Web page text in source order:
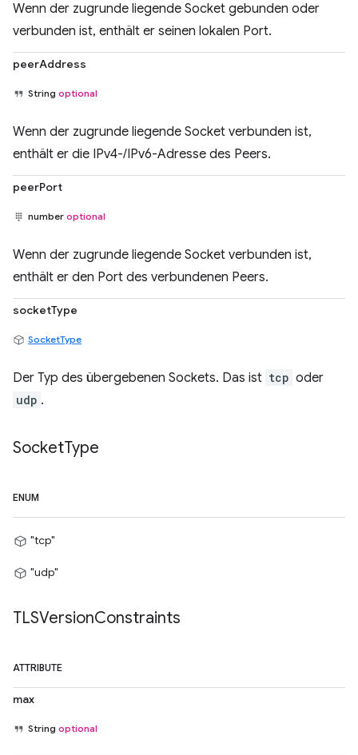
Wenn der zugrunde liegende Socket gebunden oder
verbunden ist, enthält er seinen lokalen Port.
peerAddress
String optional
Wenn der zugrunde liegende Socket verbunden ist,
enthält er die IPv4-/IPv6-Adresse des Peers.
peerPort
number optional
Wenn der zugrunde liegende Socket verbunden ist,
enthält er den Port des verbundenen Peers.
socketType
SocketType
Der Typ des übergebenen Sockets. Das ist tcp oder
udp .
SocketType
ENUM
"tcp"
"udp"
TLSVersionConstraints
ATTRIBUTE
max
String optional